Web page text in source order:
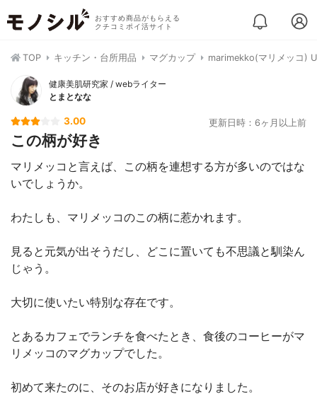
おすすめ商品がもらえる
クチコミポイ活サイト
TOP キッチン・台所用品 マグカップ marimekko(マリメッコ)
健康美肌研究家 / webライター
とまとなな
3.00 更新日時：6ヶ月以上前
この柄が好き
マリメッコと言えば、この柄を連想する方が多いのではな
いでしょうか。
わたしも、マリメッコのこの柄に惹かれます。
見ると元気が出そうだし、どこに置いても不思議と馴染ん
じゃう。
大切に使いたい特別な存在です。
とあるカフェでランチを食べたとき、食後のコーヒーがマ
リメッコのマグカップでした。
初めて来たのに、そのお店が好きになりました。